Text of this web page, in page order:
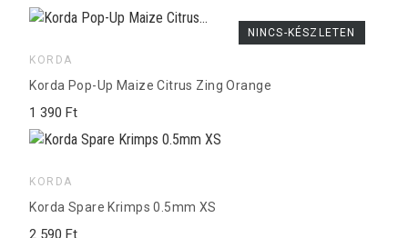
KORDA
Korda Pop-Up Maize Citrus Zing Orange
1 390 Ft
NINCS-KÉSZLETEN
KORDA
Korda Spare Krimps 0.5mm XS
2 590 Ft